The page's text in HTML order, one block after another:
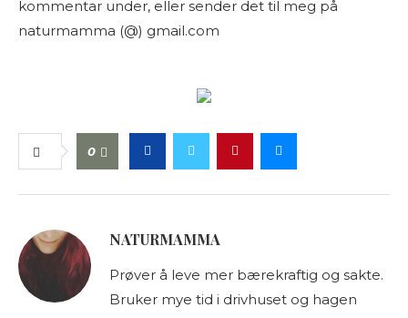
kommentar under, eller sender det til meg på
naturmamma (@) gmail.com
0
NATURMAMMA
Prøver å leve mer bærekraftig og sakte.
Bruker mye tid i drivhuset og hagen